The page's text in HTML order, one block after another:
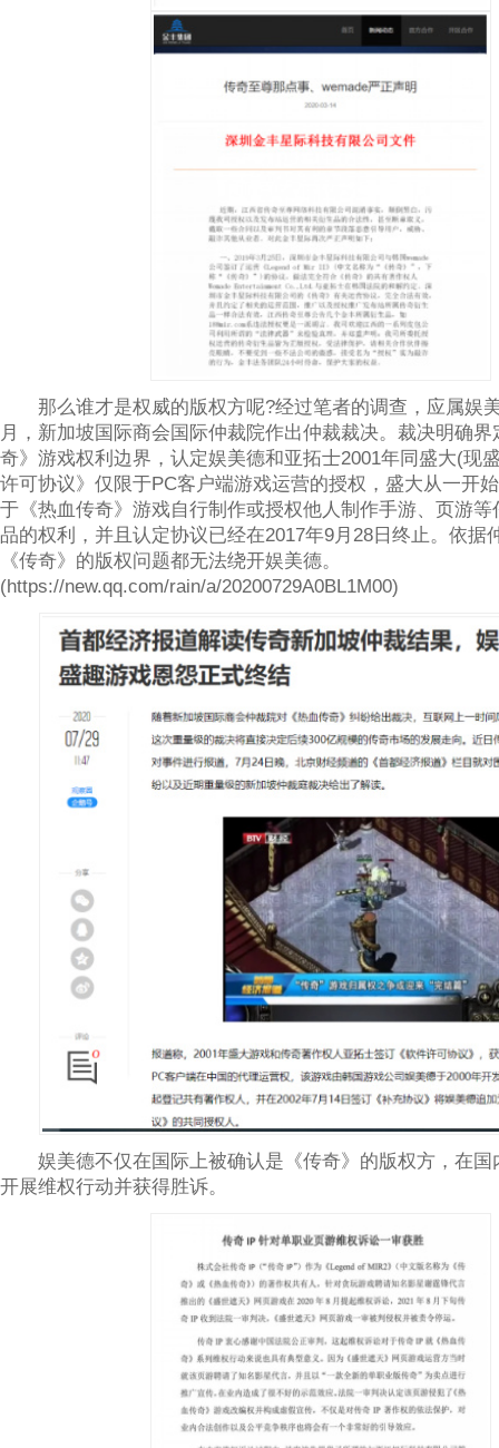
那么谁才是权威的版权方呢?经过笔者的调查，应属娱
月，新加坡国际商会国际仲裁院作出仲裁裁决。裁决明确
奇》游戏权利边界，认定娱美德和亚拓士2001年同盛大(现
许可协议》仅限于PC客户端游戏运营的授权，盛大从一开
于《热血传奇》游戏自行制作或授权他人制作手游、页游等
品的权利，并且认定协议已经在2017年9月28日终止。依据
《传奇》的版权问题都无法绕开娱美德。
(https://new.qq.com/rain/a/20200729A0BL1M00)
娱美德不仅在国际上被确认是《传奇》的版权方，在国
开展维权行动并获得胜诉。